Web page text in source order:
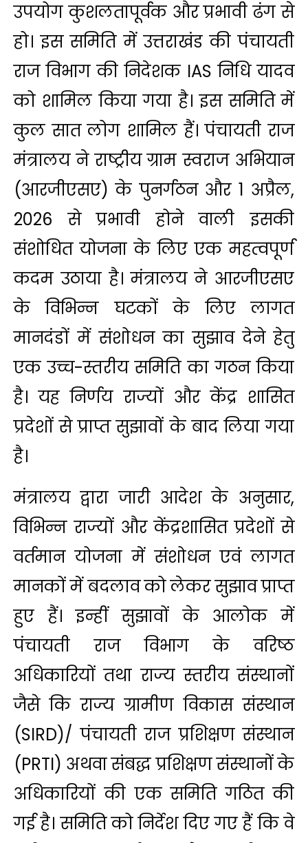
उपयोग कुशलतापूर्वक और प्रभावी ढंग से
हो। इस समिति में उत्तराखंड की पंचायती
राज विभाग की निदेशक IAS निधि यादव
को शामिल किया गया है। इस समिति में
कुल सात लोग शामिल हैं। पंचायती राज
मंत्रालय ने राष्ट्रीय ग्राम स्वराज अभियान
(आरजीएसए) के पुनर्गठन और 1 अप्रैल,
2026 से प्रभावी होने वाली इसकी
संशोधित योजना के लिए एक महत्वपूर्ण
कदम उठाया है। मंत्रालय ने आरजीएसए
के विभिन्न घटकों के लिए लागत
मानदंडों में संशोधन का सुझाव देने हेतु
एक उच्च-स्तरीय समिति का गठन किया
है। यह निर्णय राज्यों और केंद्र शासित
प्रदेशों से प्राप्त सुझावों के बाद लिया गया
है।
मंत्रालय द्वारा जारी आदेश के अनुसार,
विभिन्न राज्यों और केंद्रशासित प्रदेशों से
वर्तमान योजना में संशोधन एवं लागत
मानकों में बदलाव को लेकर सुझाव प्राप्त
हुए हैं। इन्हीं सुझावों के आलोक में
पंचायती राज विभाग के वरिष्ठ
अधिकारियों तथा राज्य स्तरीय संस्थानों
जैसे कि राज्य ग्रामीण विकास संस्थान
(SIRD)/ पंचायती राज प्रशिक्षण संस्थान
(PRTI) अथवा संबद्ध प्रशिक्षण संस्थानों के
अधिकारियों की एक समिति गठित की
गई है। समिति को निर्देश दिए गए हैं कि वे